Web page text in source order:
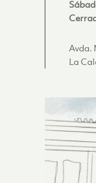
Avda.
La